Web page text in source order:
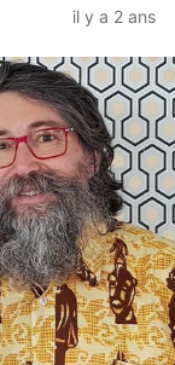
il y a 2 ans